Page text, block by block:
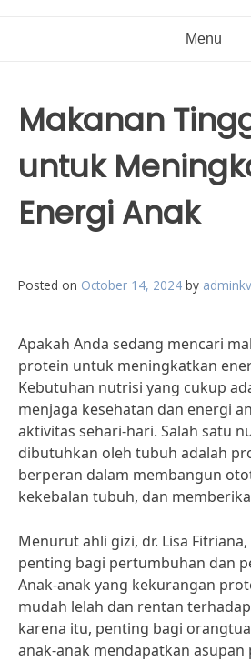
Menu
Makanan
untuk
Energi Anak
Posted on October 14, 2024 by
Apakah Anda sedang mencari
protein untuk meningkatkan
Kebutuhan nutrisi yang cukup
menjaga kesehatan dan energi
aktivitas sehari-hari. Salah satu
dibutuhkan oleh tubuh adalah
berperan dalam membangun
kekebalan tubuh, dan
Menurut ahli gizi, dr. Lisa
penting bagi pertumbuhan dan
Anak-anak yang kekurangan
mudah lelah dan rentan
karena itu, penting bagi
anak-anak mendapatkan